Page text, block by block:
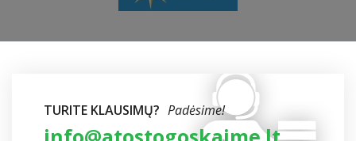
TURITE KLAUSIMŲ? Padėsime!